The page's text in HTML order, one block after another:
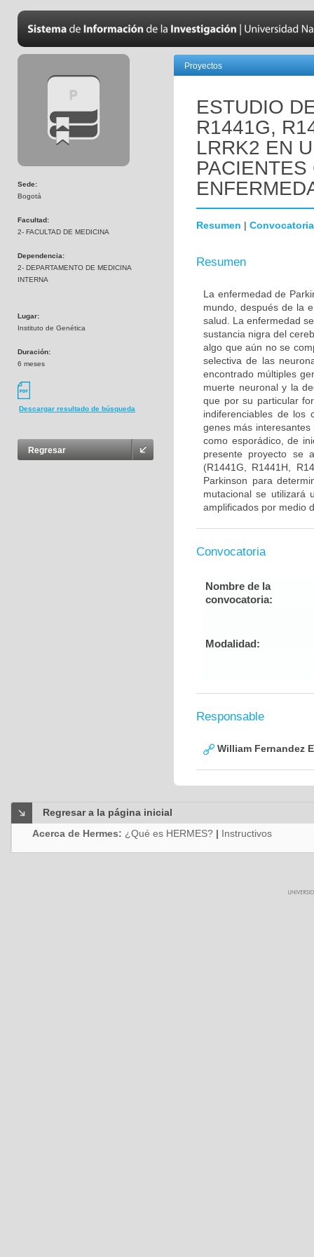
Sede:
Bogotá
Facultad:
2- FACULTAD DE MEDICINA
Dependencia:
2- DEPARTAMENTO DE MEDICINA
INTERNA
Lugar:
Instituto de Genética
Duración:
6 meses
Descargar resultado de búsqueda
Regresar
Proyectos
ESTUDIO
R1441G,
LRRK2 EN
Resumen | Convocatoria
Resumen
La enfermedad de
mundo, después de la
salud. La enfermedad
sustancia nigra del
algo que aún no se
selectiva de las
encontrado múltiples
muerte neuronal y la
que por su particular
indiferenciables de los
genes más
como esporádico, de
presente proyecto se
(R1441G, R1441H,
Parkinson para
mutacional se utilizará
amplificados por medio
Convocatoria
Nombre de la
convocatoria:
Modalidad:
Responsable
William Fernandez
Regresar a la página inicial
Acerca de Hermes: ¿Qué es HERMES? | Instructivos